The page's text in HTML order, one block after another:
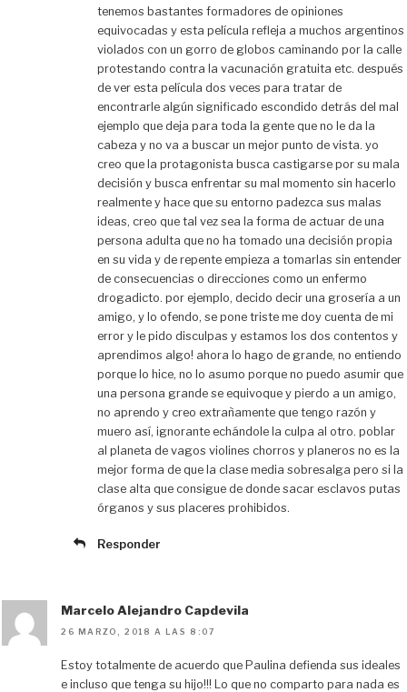
tenemos bastantes formadores de opiniones
equivocadas y esta película refleja a muchos argentinos
violados con un gorro de globos caminando por la calle
protestando contra la vacunación gratuita etc. después
de ver esta película dos veces para tratar de
encontrarle algún significado escondido detrás del mal
ejemplo que deja para toda la gente que no le da la
cabeza y no va a buscar un mejor punto de vista. yo
creo que la protagonista busca castigarse por su mala
decisión y busca enfrentar su mal momento sin hacerlo
realmente y hace que su entorno padezca sus malas
ideas, creo que tal vez sea la forma de actuar de una
persona adulta que no ha tomado una decisión propia
en su vida y de repente empieza a tomarlas sin entender
de consecuencias o direcciones como un enfermo
drogadicto. por ejemplo, decido decir una grosería a un
amigo, y lo ofendo, se pone triste me doy cuenta de mi
error y le pido disculpas y estamos los dos contentos y
aprendimos algo! ahora lo hago de grande, no entiendo
porque lo hice, no lo asumo porque no puedo asumir que
una persona grande se equivoque y pierdo a un amigo,
no aprendo y creo extrañamente que tengo razón y
muero así, ignorante echándole la culpa al otro. poblar
al planeta de vagos violines chorros y planeros no es la
mejor forma de que la clase media sobresalga pero si la
clase alta que consigue de donde sacar esclavos putas
órganos y sus placeres prohibidos.
Responder
Marcelo Alejandro Capdevila
26 MARZO, 2018 A LAS 8:07
Estoy totalmente de acuerdo que Paulina defienda sus ideales
e incluso que tenga su hijo!!! Lo que no comparto para nada es